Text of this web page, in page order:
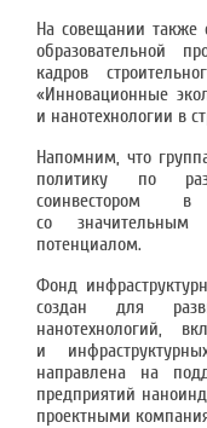
На совещании также
образовательной
кадров
«Инновационные
и нанотехнологии в
Напомним, что
политику по
соинвестором в
со значительным
потенциалом.
Фонд
создан для
нанотехнологий,
и
направлена на
предприятий
проектными